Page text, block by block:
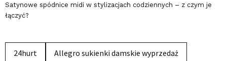
Satynowe spódnice midi w stylizacjach codziennych – z czym je
łączyć?
24hurt Allegro sukienki damskie wyprzedaż